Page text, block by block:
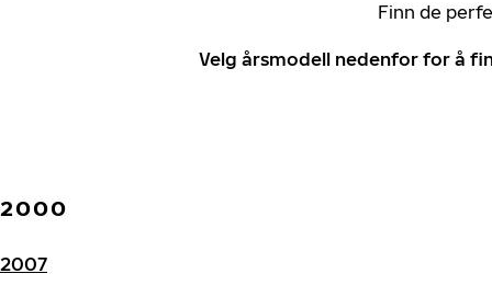
Finn de
Velg årsmodell nedenfor for å
2000
2007